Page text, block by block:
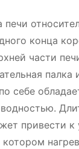
печи
конца
части
палка
себе
привести к